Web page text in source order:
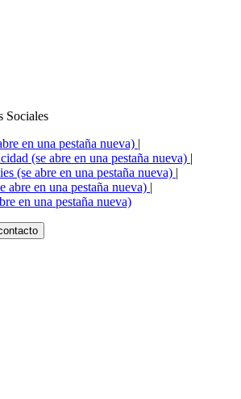
Sociales
en una pestaña nueva) |
(se abre en una pestaña nueva) |
(se abre en una pestaña nueva) |
abre en una pestaña nueva) |
en una pestaña nueva)